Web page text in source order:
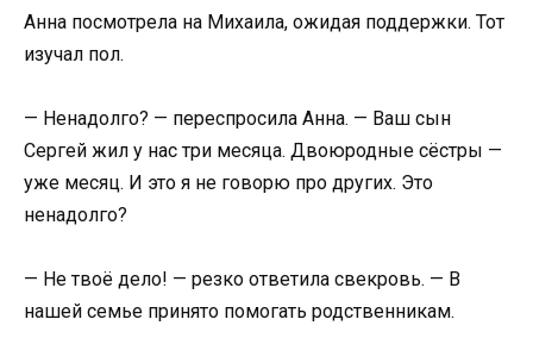
Анна посмотрела на Михаила, ожидая поддержки. Тот
изучал пол.
— Ненадолго? — переспросила Анна. — Ваш сын
Сергей жил у нас три месяца. Двоюродные сёстры —
уже месяц. И это я не говорю про других. Это
ненадолго?
— Не твоё дело! — резко ответила свекровь. — В
нашей семье принято помогать родственникам.